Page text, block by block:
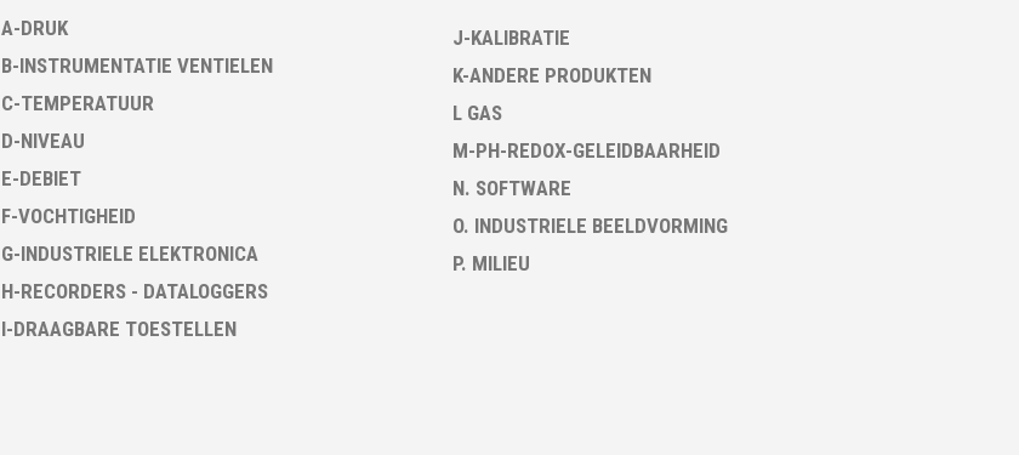
A-DRUK
B-INSTRUMENTATIE VENTIELEN
C-TEMPERATUUR
D-NIVEAU
E-DEBIET
F-VOCHTIGHEID
G-INDUSTRIELE ELEKTRONICA
H-RECORDERS - DATALOGGERS
I-DRAAGBARE TOESTELLEN
J-KALIBRATIE
K-ANDERE PRODUKTEN
L GAS
M-PH-REDOX-GELEIDBAARHEID
N. SOFTWARE
O. INDUSTRIELE BEELDVORMING
P. MILIEU